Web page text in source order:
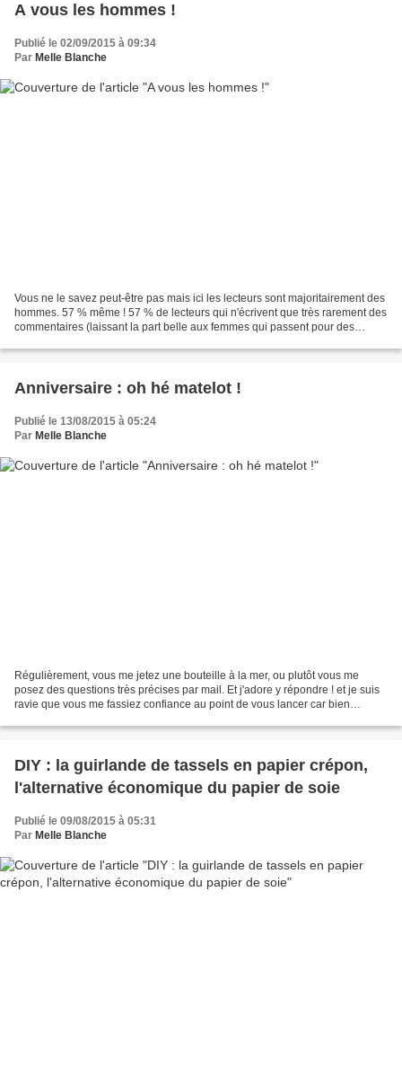
A vous les hommes !
Publié le 02/09/2015 à 09:34
Par Melle Blanche
Vous ne le savez peut-être pas mais ici les lecteurs sont majoritairement des
hommes. 57 % même ! 57 % de lecteurs qui n'écrivent que très rarement des
commentaires (laissant la part belle aux femmes qui passent pour des
Anniversaire : oh hé matelot !
Publié le 13/08/2015 à 05:24
Par Melle Blanche
Régulièrement, vous me jetez une bouteille à la mer, ou plutôt vous me
posez des questions très précises par mail. Et j'adore y répondre ! et je suis
ravie que vous me fassiez confiance au point de vous lancer car bien
DIY : la guirlande de tassels en papier crépon,
l'alternative économique du papier de soie
Publié le 09/08/2015 à 05:31
Par Melle Blanche